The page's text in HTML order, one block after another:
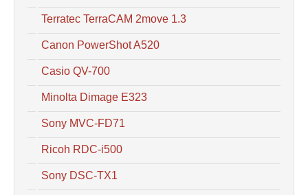
Terratec TerraCAM 2move 1.3
Canon PowerShot A520
Casio QV-700
Minolta Dimage E323
Sony MVC-FD71
Ricoh RDC-i500
Sony DSC-TX1